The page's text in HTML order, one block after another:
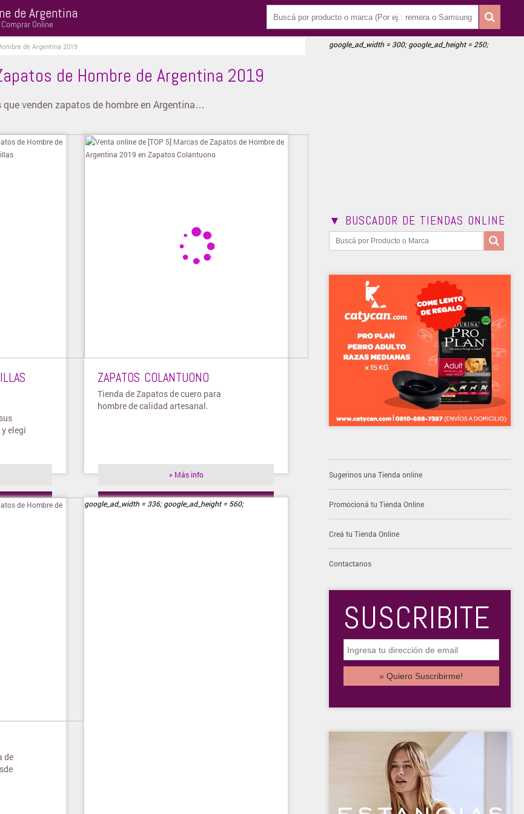
de Argentina
Online
de Argentina 2019
de Hombre de Argentina 2019
venden zapatos de hombre en Argentina…
elegí
ZAPATOS COLANTUONO
Tienda de Zapatos de cuero para
hombre de calidad artesanal.
» Más info
» Visitar tienda
de
google_ad_width = 336; google_ad_height = 560;
google_ad_width = 300; google_ad_height = 250;
▼ BUSCADOR DE TIENDAS ONLINE
Sugerinos una Tienda online
Promocioná tu Tienda Online
Creá tu Tienda Online
Contactanos
SUSCRIBITE